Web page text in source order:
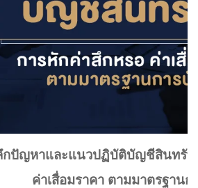
กปัญหาและแนวปฏิบัติบัญชีสินทรัพ
ค่าเสื่อมราคา ตามมาตรฐาน